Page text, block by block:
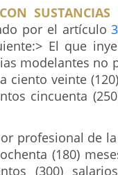
por el artículo3
El que
modelantes no
ciento veinte
cincuenta
profesional de
(180)
(300)